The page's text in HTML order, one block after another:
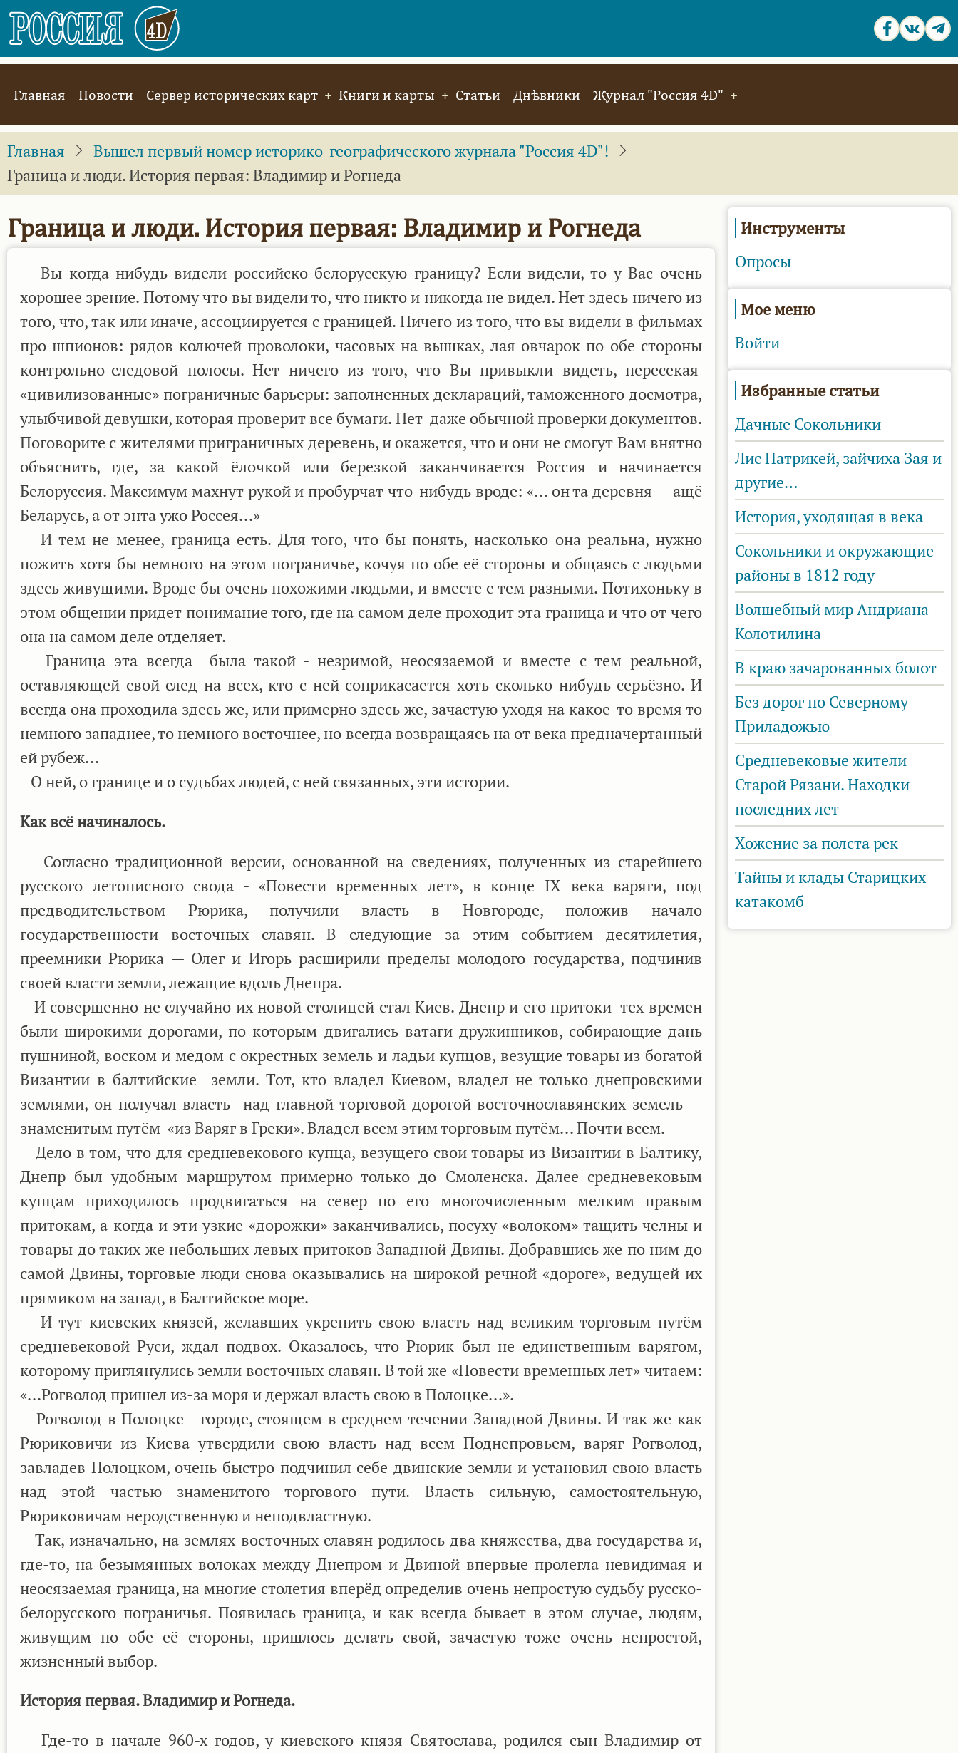
Перейти
основному
Main
navigation
Главная Новости Сервер исторических карт Книги и карты Статьи Днѣвники Журнал "Россия 4D"
Главная
Вышел первый номер историко-географического журнала "Россия 4D"!
Граница и люди. История первая: Владимир и Рогнеда
Граница и люди. История первая: Владимир и Рогнеда
Вы когда-нибудь видели российско-белорусскую границу? Если видели, то у Вас очень
хорошее зрение. Потому что вы видели то, что никто и никогда не видел. Нет здесь ничего из
того, что, так или иначе, ассоциируется с границей. Ничего из того, что вы видели в фильмах
про шпионов: рядов колючей проволоки, часовых на вышках, лая овчарок по обе стороны
контрольно-следовой полосы. Нет ничего из того, что Вы привыкли видеть, пересекая
«цивилизованные» пограничные барьеры: заполненных деклараций, таможенного досмотра,
улыбчивой девушки, которая проверит все бумаги. Нет даже обычной проверки документов.
Поговорите с жителями приграничных деревень, и окажется, что и они не смогут Вам внятно
объяснить, где, за какой ёлочкой или березкой заканчивается Россия и начинается
Белоруссия. Максимум махнут рукой и пробурчат что-нибудь вроде: «... он та деревня — ащё
Беларусь, а от энта ужо Россея...»
И тем не менее, граница есть. Для того, что бы понять, насколько она реальна, нужно
пожить хотя бы немного на этом пограничье, кочуя по обе её стороны и общаясь с людьми
здесь живущими. Вроде бы очень похожими людьми, и вместе с тем разными. Потихоньку в
этом общении придет понимание того, где на самом деле проходит эта граница и что от чего
она на самом деле отделяет.
Граница эта всегда была такой - незримой, неосязаемой и вместе с тем реальной,
оставляющей свой след на всех, кто с ней соприкасается хоть сколько-нибудь серьёзно. И
всегда она проходила здесь же, или примерно здесь же, зачастую уходя на какое-то время то
немного западнее, то немного восточнее, но всегда возвращаясь на от века предначертанный
ей рубеж...
О ней, о границе и о судьбах людей, с ней связанных, эти истории.
Как всё начиналось.
Согласно традиционной версии, основанной на сведениях, полученных из старейшего
русского летописного свода - «Повести временных лет», в конце IX века варяги, под
предводительством Рюрика, получили власть в Новгороде, положив начало
государственности восточных славян. В следующие за этим событием десятилетия,
преемники Рюрика — Олег и Игорь расширили пределы молодого государства, подчинив
своей власти земли, лежащие вдоль Днепра.
И совершенно не случайно их новой столицей стал Киев. Днепр и его притоки тех времен
были широкими дорогами, по которым двигались ватаги дружинников, собирающие дань
пушниной, воском и медом с окрестных земель и ладьи купцов, везущие товары из богатой
Византии в балтийские земли. Тот, кто владел Киевом, владел не только днепровскими
землями, он получал власть над главной торговой дорогой восточнославянских земель —
знаменитым путём «из Варяг в Греки». Владел всем этим торговым путём... Почти всем.
Дело в том, что для средневекового купца, везущего свои товары из Византии в Балтику,
Днепр был удобным маршрутом примерно только до Смоленска. Далее средневековым
купцам приходилось продвигаться на север по его многочисленным мелким правым
притокам, а когда и эти узкие «дорожки» заканчивались, посуху «волоком» тащить челны и
товары до таких же небольших левых притоков Западной Двины. Добравшись же по ним до
самой Двины, торговые люди снова оказывались на широкой речной «дороге», ведущей их
прямиком на запад, в Балтийское море.
И тут киевских князей, желавших укрепить свою власть над великим торговым путём
средневековой Руси, ждал подвох. Оказалось, что Рюрик был не единственным варягом,
которому приглянулись земли восточных славян. В той же «Повести временных лет» читаем:
«...Рогволод пришел из-за моря и держал власть свою в Полоцке...».
Рогволод в Полоцке - городе, стоящем в среднем течении Западной Двины. И так же как
Рюриковичи из Киева утвердили свою власть над всем Поднепровьем, варяг Рогволод,
завладев Полоцком, очень быстро подчинил себе двинские земли и установил свою власть
над этой частью знаменитого торгового пути. Власть сильную, самостоятельную,
Рюриковичам неродственную и неподвластную.
Так, изначально, на землях восточных славян родилось два княжества, два государства и,
где-то, на безымянных волоках между Днепром и Двиной впервые пролегла невидимая и
неосязаемая граница, на многие столетия вперёд определив очень непростую судьбу русско-
белорусского пограничья. Появилась граница, и как всегда бывает в этом случае, людям,
живущим по обе её стороны, пришлось делать свой, зачастую тоже очень непростой,
жизненный выбор.
История первая. Владимир и Рогнеда.
Где-то в начале 960-х годов, у киевского князя Святослава, родился сын Владимир от
Инструменты
Опросы
Мое меню
Войти
Избранные статьи
Дачные Сокольники
Лис Патрикей, зайчиха Зая и
другие…
История, уходящая в века
Сокольники и окружающие
районы в 1812 году
Волшебный мир Андриана
Колотилина
В краю зачарованных болот
Без дорог по Северному
Приладожью
Средневековые жители
Старой Рязани. Находки
последних лет
Хожение за полста рек
Тайны и клады Старицких
катакомб